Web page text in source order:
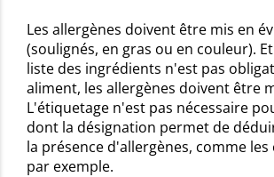
Les allergènes doivent être mis en
(soulignés, en gras ou en couleur).
liste des ingrédients n'est pas
aliment, les allergènes doivent être
L'étiquetage n'est pas nécessaire
dont la désignation permet de
la présence d'allergènes, comme les
par exemple.